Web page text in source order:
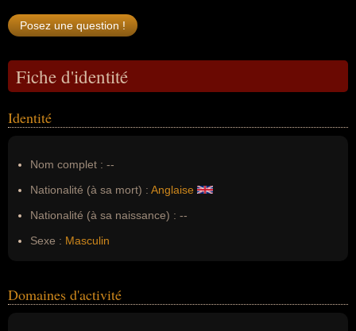
Fiche d'identité
Identité
Nom complet : --
Nationalité (à sa mort) : Anglaise
Nationalité (à sa naissance) : --
Sexe : Masculin
Domaines d'activité